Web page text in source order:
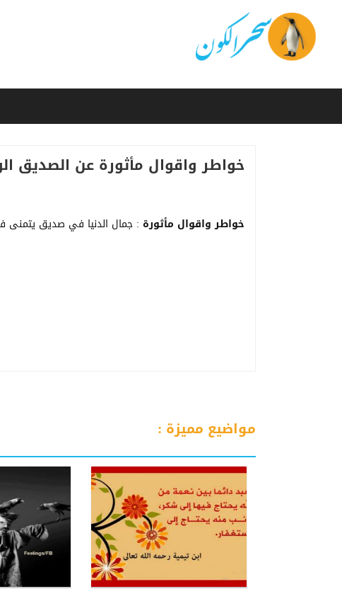
خواطر واقوال مأثورة عن الصديق
خواطر واقوال مأثورة : جمال الدنيا في صديق يتمنى
مواضيع مميزة :